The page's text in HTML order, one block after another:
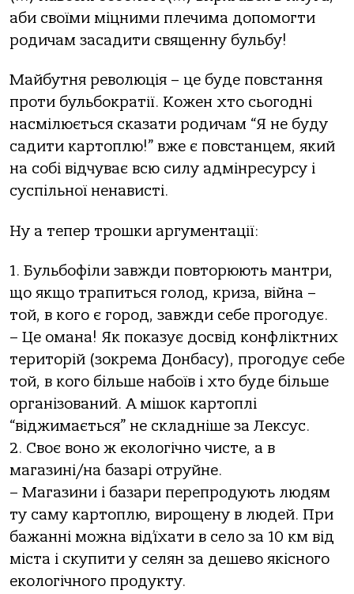
аби своїми міцними плечима допомогти
родичам засадити священну бульбу!
Майбутня революція – це буде повстання
проти бульбократії. Кожен хто сьогодні
насмілюється сказати родичам “Я не буду
садити картоплю!” вже є повстанцем, який
на собі відчуває всю силу адмінресурсу і
суспільної ненависті.
Ну а тепер трошки аргументації:
1. Бульбофіли завжди повторюють мантри,
що якщо трапиться голод, криза, війна –
той, в кого є город, завжди себе прогодує.
– Це омана! Як показує досвід конфліктних
територій (зокрема Донбасу), прогодує себе
той, в кого більше набоїв і хто буде більше
організований. А мішок картоплі
“віджимається” не складніше за Лексус.
2. Своє воно ж екологічно чисте, а в
магазині/на базарі отруйне.
– Магазини і базари перепродують людям
ту саму картоплю, вирощену в людей. При
бажанні можна від’їхати в село за 10 км від
міста і скупити у селян за дешево якісного
екологічного продукту.